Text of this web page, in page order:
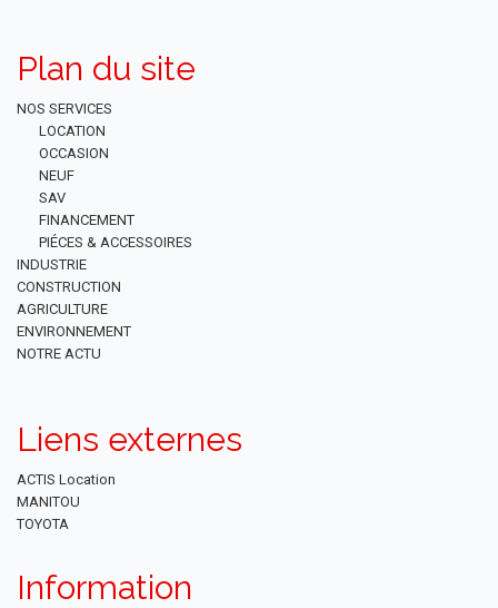
Plan du site
NOS SERVICES
LOCATION
OCCASION
NEUF
SAV
FINANCEMENT
PIÉCES & ACCESSOIRES
INDUSTRIE
CONSTRUCTION
AGRICULTURE
ENVIRONNEMENT
NOTRE ACTU
Liens externes
ACTIS Location
MANITOU
TOYOTA
Information